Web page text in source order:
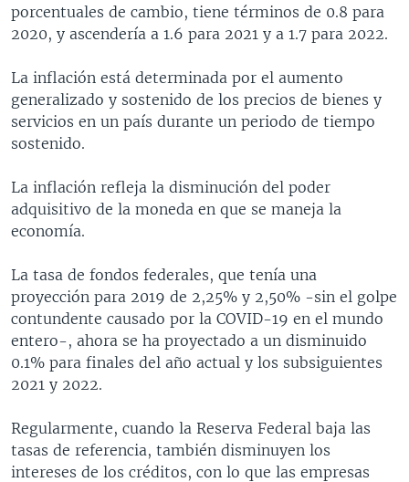
porcentuales de cambio, tiene términos de 0.8 para
2020, y ascendería a 1.6 para 2021 y a 1.7 para 2022.
La inflación está determinada por el aumento
generalizado y sostenido de los precios de bienes y
servicios en un país durante un periodo de tiempo
sostenido.
La inflación refleja la disminución del poder
adquisitivo de la moneda en que se maneja la
economía.
La tasa de fondos federales, que tenía una
proyección para 2019 de 2,25% y 2,50% -sin el golpe
contundente causado por la COVID-19 en el mundo
entero-, ahora se ha proyectado a un disminuido
0.1% para finales del año actual y los subsiguientes
2021 y 2022.
Regularmente, cuando la Reserva Federal baja las
tasas de referencia, también disminuyen los
intereses de los créditos, con lo que las empresas